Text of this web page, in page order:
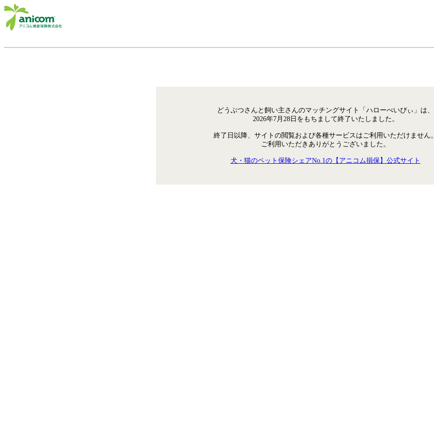
どうぶつさんと飼い主さんのマッチングサイト「ハローべいびぃ」は、
2026年7月28日をもちまして終了いたしました。
終了日以降、サイトの閲覧および各種サービスはご利用いただけません
ご利用いただきありがとうございました。
犬・猫のペット保険シェアNo.1の【アニコム損保】公式サイト